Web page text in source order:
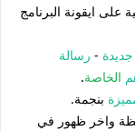
على ايقونة البرنامج
جديدة - رسالة
الخاصة.
بنجمة.
واخر ظهور في